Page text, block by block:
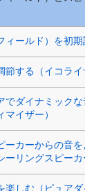
ィールド）を初
節する（イコラ
でダイナミックな
マイザー）
ーカーからの音
ーリングスピーカ
楽しむ（ ピュア